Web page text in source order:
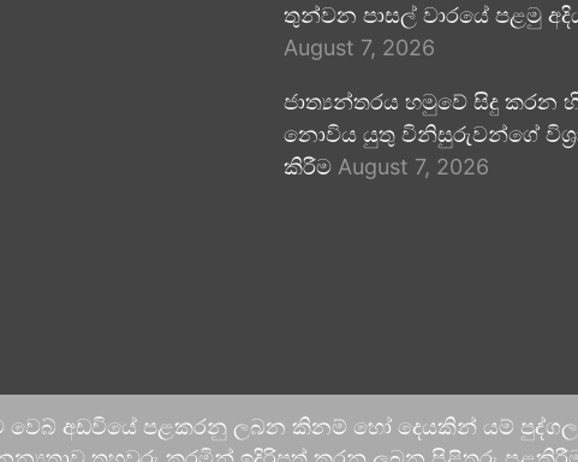
තුන්වන පාසල් වාරයේ පළමු
August 7, 2026
ජාත්‍යන්තරය හමුවේ සිදු කරන
නොවිය යුතු විනිසුරුවන්ගේ
කිරීම August 7, 2026
මෙම වෙබ් අඩවියේ පළකරනු ලබන කිනම් හෝ දෙයකින් යම්